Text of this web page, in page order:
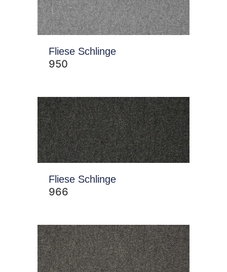
Fliese Schlinge
950
Fliese Schlinge
966